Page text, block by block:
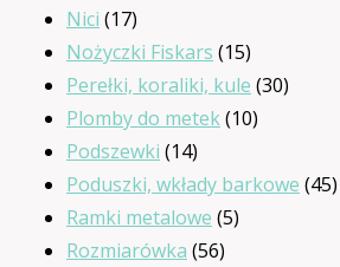
Nici 1717
produktów
Nożyczki Fiskars 1515
produktów
Perełki, koraliki, kule 3030
Plomby do metek 1010
Podszewki 1414
produktów
Poduszki, wkłady barkowe 4545
Ramki metalowe 55
Rozmiarówka 5656